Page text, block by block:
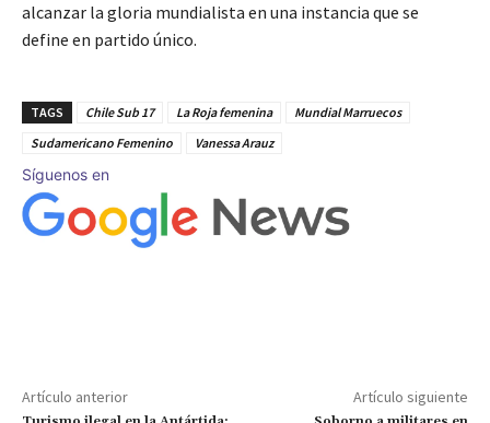
alcanzar la gloria mundialista en una instancia que se
define en partido único.
TAGS Chile Sub 17 La Roja femenina
Mundial Marruecos
Sudamericano Femenino
Vanessa Arauz
Síguenos en
Artículo anterior Artículo siguiente